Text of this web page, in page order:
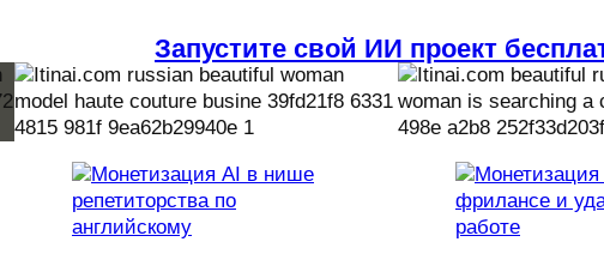
Запустите свой ИИ проект